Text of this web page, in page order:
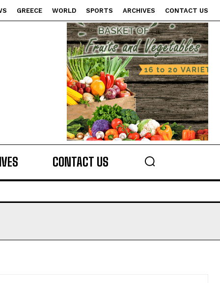
GREECE WORLD SPORTS ARCHIVES CONTACT US
CONTACT US